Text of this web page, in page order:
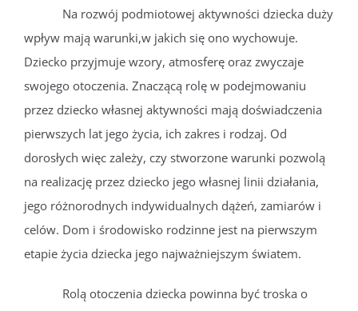
Na rozwój podmiotowej aktywności dziecka duży
wpływ mają warunki,w jakich się ono wychowuje.
Dziecko przyjmuje wzory, atmosferę oraz zwyczaje
swojego otoczenia. Znaczącą rolę w podejmowaniu
przez dziecko własnej aktywności mają doświadczenia
pierwszych lat jego życia, ich zakres i rodzaj. Od
dorosłych więc zależy, czy stworzone warunki pozwolą
na realizację przez dziecko jego własnej linii działania,
jego różnorodnych indywidualnych dążeń, zamiarów i
celów. Dom i środowisko rodzinne jest na pierwszym
etapie życia dziecka jego najważniejszym światem.
Rolą otoczenia dziecka powinna być troska o